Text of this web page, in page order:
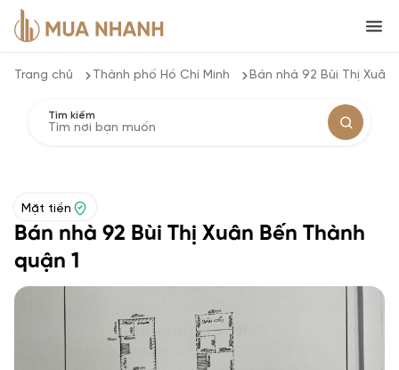
Trang chủ Thành phố Hồ Chí Minh Bán nhà 92 Bùi Thị Xuân
Tìm kiếm
Mặt tiền
Bán nhà 92 Bùi Thị Xuân Bến Thành
quận 1